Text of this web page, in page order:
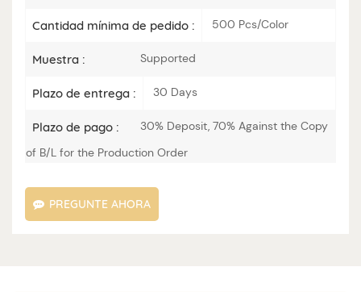
Cantidad mínima de pedido : 500 Pcs/Color
Muestra : Supported
Plazo de entrega : 30 Days
Plazo de pago :
30% Deposit, 70% Against the Copy
of B/L for the Production Order
PREGUNTE AHORA